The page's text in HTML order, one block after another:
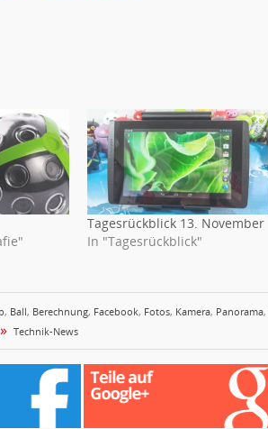
Tagesrückblick 13. November
In "Tagesrückblick"
, Ball, Berechnung, Facebook, Fotos, Kamera, Panorama,
» Technik-News